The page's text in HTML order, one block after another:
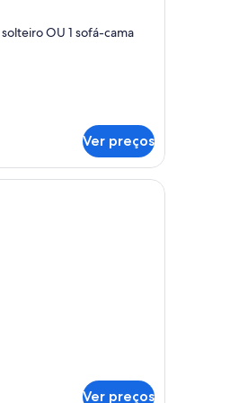
OU 1 sofá-cama
Ver preços
com cadeira, televisão e
de hotel com uma cama grande,
Ver preços